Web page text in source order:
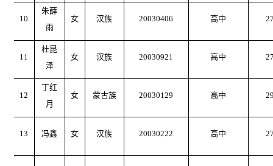
10
朱薛
雨
女 汉族 20030406 高中
11
杜昆
泽
女 汉族 20030921 高中
12
丁红
月
女 蒙古族 20030129 高中
13 冯鑫 女 汉族 20030222 高中